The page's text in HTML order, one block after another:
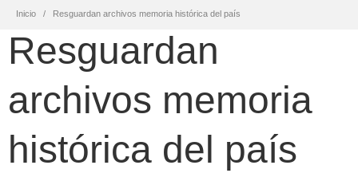
Inicio Resguardan archivos memoria histórica del país
Resguardan
archivos memoria
histórica del país